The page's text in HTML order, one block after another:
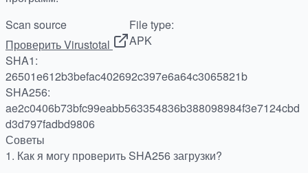
Scan source
Проверить Virustotal
File type:
APK
SHA1:
26501e612b3befac402692c397e6a64c3065821b
SHA256:
ae2c0406b73bfc99eabb563354836b388098984f3e7124cbd
d3d797fadbd9806
Советы
1. Как я могу проверить SHA256 загрузки?